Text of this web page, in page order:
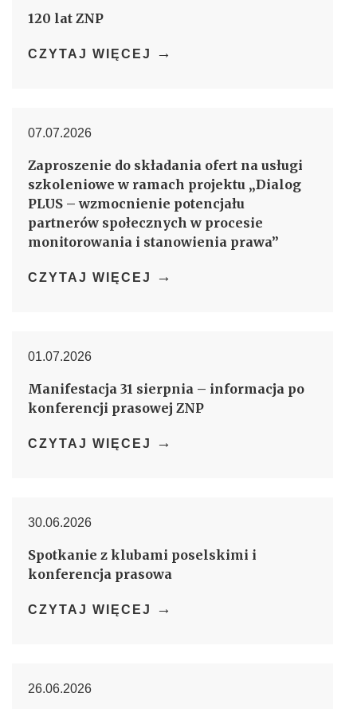
120 lat ZNP
CZYTAJ WIĘCEJ →
07.07.2026
Zaproszenie do składania ofert na usługi
szkoleniowe w ramach projektu „Dialog
PLUS – wzmocnienie potencjału
partnerów społecznych w procesie
monitorowania i stanowienia prawa”
CZYTAJ WIĘCEJ →
01.07.2026
Manifestacja 31 sierpnia – informacja po
konferencji prasowej ZNP
CZYTAJ WIĘCEJ →
30.06.2026
Spotkanie z klubami poselskimi i
konferencja prasowa
CZYTAJ WIĘCEJ →
26.06.2026